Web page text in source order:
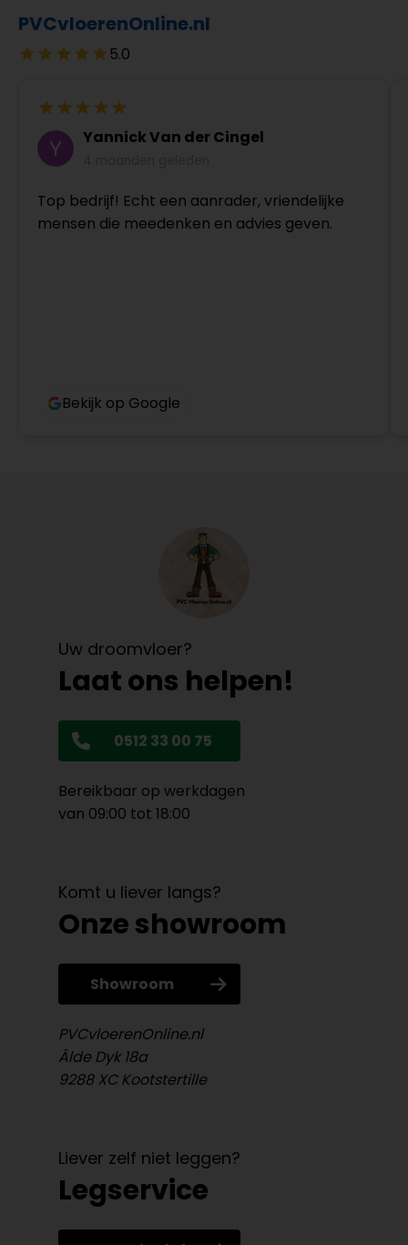
PVCvloerenOnline.nl
5.0
Yannick Van der Cingel
Top bedrijf! Echt een aanrader, vriendelijke
mensen die meedenken en advies geven.
Bekijk op Google
Uw droomvloer?
Laat ons helpen!
0512 33 00 75
Bereikbaar op werkdagen
van 09:00 tot 18:00
Komt u liever langs?
Onze showroom
Showroom
PVCvloerenOnline.nl
Âlde Dyk 18a
9288 XC Kootstertille
Liever zelf niet leggen?
Legservice